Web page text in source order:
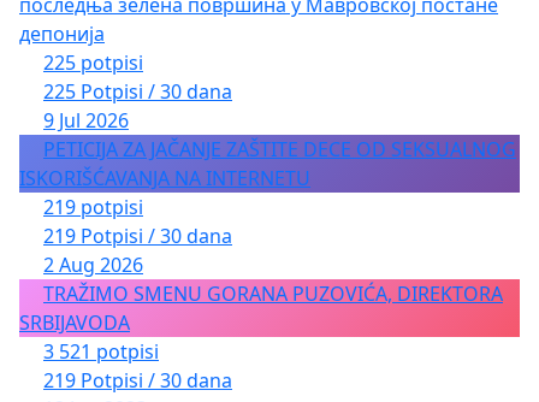
последња зелена површина у Мавровској постане
депонија
225 potpisi
225 Potpisi / 30 dana
9 Jul 2026
PETICIJA ZA JAČANJE ZAŠTITE DECE OD SEKSUALNOG
ISKORIŠĆAVANJA NA INTERNETU
219 potpisi
219 Potpisi / 30 dana
2 Aug 2026
TRAŽIMO SMENU GORANA PUZOVIĆA, DIREKTORA
SRBIJAVODA
3 521 potpisi
219 Potpisi / 30 dana